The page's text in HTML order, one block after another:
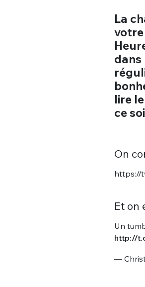
La
votre
dans
lire
ce
On
https://
Et on
Un
http://
—